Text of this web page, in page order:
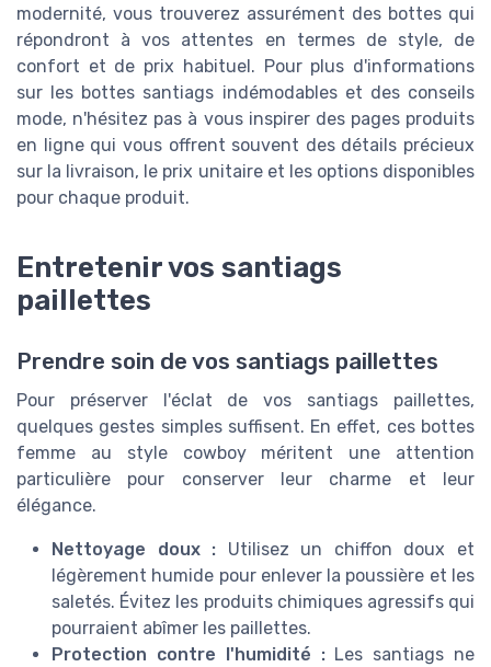
modernité, vous trouverez assurément des bottes qui
répondront à vos attentes en termes de style, de
confort et de prix habituel. Pour plus d'informations
sur les bottes santiags indémodables et des conseils
mode, n'hésitez pas à vous inspirer des pages produits
en ligne qui vous offrent souvent des détails précieux
sur la livraison, le prix unitaire et les options disponibles
pour chaque produit.
Entretenir vos santiags
paillettes
Prendre soin de vos santiags paillettes
Pour préserver l'éclat de vos santiags paillettes,
quelques gestes simples suffisent. En effet, ces bottes
femme au style cowboy méritent une attention
particulière pour conserver leur charme et leur
élégance.
Nettoyage doux : Utilisez un chiffon doux et
légèrement humide pour enlever la poussière et les
saletés. Évitez les produits chimiques agressifs qui
pourraient abîmer les paillettes.
Protection contre l'humidité :Les santiags ne